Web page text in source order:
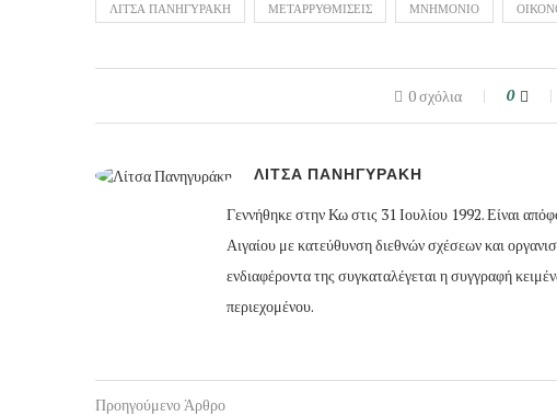
ΛΙΤΣΑ ΠΑΝΗΓΥΡΑΚΗ ΜΕΤΑΡΡΥΘΜΙΣΕΙΣ ΜΝΗΜΟΝΙΟ
0 σχόλια 0
ΛΙΤΣΑ ΠΑΝΗΓΥΡΑΚΗ
Γεννήθηκε στην Κω στις 31 Ιουλίου 1992. Είναι
Αιγαίου με κατεύθυνση διεθνών σχέσεων και
ενδιαφέροντα της συγκαταλέγεται η συγγραφή
περιεχομένου.
Προηγούμενο Άρθρο